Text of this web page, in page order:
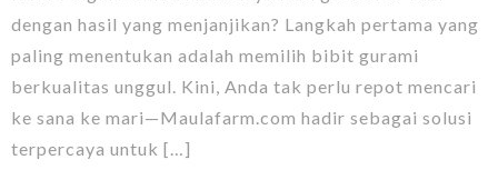
dengan hasil yang menjanjikan? Langkah pertama yang
paling menentukan adalah memilih bibit gurami
berkualitas unggul. Kini, Anda tak perlu repot mencari
ke sana ke mari—Maulafarm.com hadir sebagai solusi
terpercaya untuk […]